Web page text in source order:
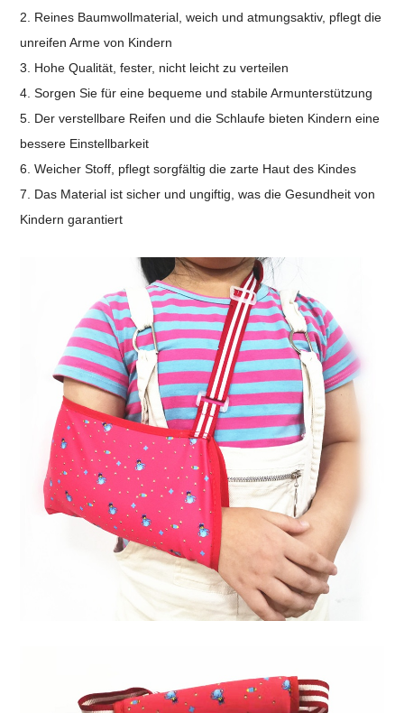
2. Reines Baumwollmaterial, weich und atmungsaktiv, pflegt die
unreifen Arme von Kindern
3. Hohe Qualität, fester, nicht leicht zu verteilen
4. Sorgen Sie für eine bequeme und stabile Armunterstützung
5. Der verstellbare Reifen und die Schlaufe bieten Kindern eine
bessere Einstellbarkeit
6. Weicher Stoff, pflegt sorgfältig die zarte Haut des Kindes
7. Das Material ist sicher und ungiftig, was die Gesundheit von
Kindern garantiert